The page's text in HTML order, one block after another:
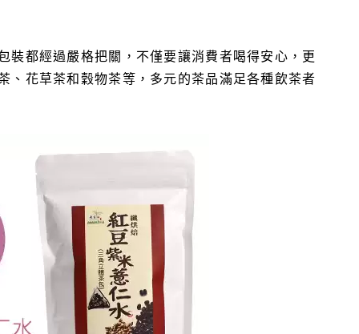
都經過嚴格把關，不僅要讓消費者喝得安心，更
、花草茶和穀物茶等，多元的茶品滿足各種飲茶者